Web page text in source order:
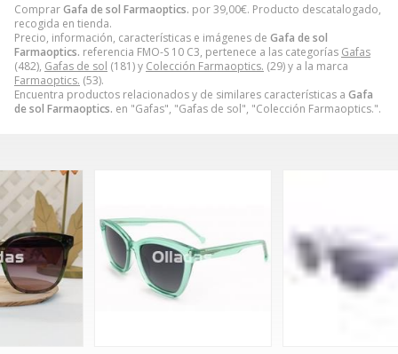
ComprarGafa de sol Farmaoptics. por39,00€. Producto descatalogado,
recogida en tienda.
Precio, información, características e imágenes de Gafa de sol
Farmaoptics. referencia FMO-S 10 C3, pertenece a las categorías Gafas
(482), Gafas de sol (181) y Colección Farmaoptics. (29) y a la marca
Farmaoptics. (53).
Encuentra productos relacionados y de similares características a Gafa
de sol Farmaoptics. en "Gafas", "Gafas de sol", "Colección Farmaoptics.".